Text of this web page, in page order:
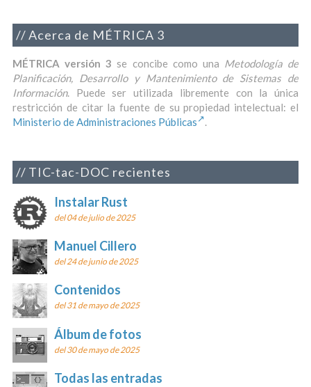
Acerca de MÉTRICA 3
MÉTRICA versión 3 se concibe como una Metodología de
Planificación, Desarrollo y Mantenimiento de Sistemas de
Información. Puede ser utilizada libremente con la única
restricción de citar la fuente de su propiedad intelectual: el
Ministerio de Administraciones Públicas
.
TIC-tac-DOC recientes
Instalar Rust
del 04 de julio de 2025
Manuel Cillero
del 24 de junio de 2025
Contenidos
del 31 de mayo de 2025
Álbum de fotos
del 30 de mayo de 2025
Todas las entradas